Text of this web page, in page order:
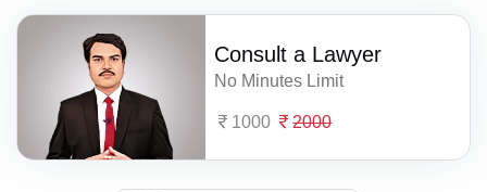
Consult a Lawyer
No Minutes Limit
1000 2000